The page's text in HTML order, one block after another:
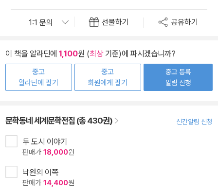
선물하기 공유하기
이 책을 알라딘에 1,100원 (최상기준)에 파시겠습니까?
중고
알라딘에 팔기
중고
회원에게 팔기
중고 등록
알림 신청
문학동네 세계문학전집 (총 430권) 신간알림 신청
두 도시 이야기
판매가 18,000원
낙원의 이쪽
판매가 14,400원